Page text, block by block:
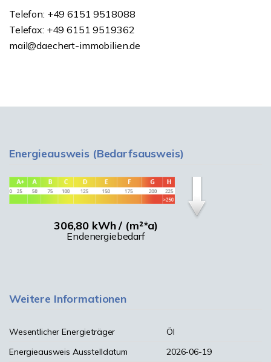
Telefon: +49 6151 9518088
Telefax: +49 6151 9519362
mail@daechert-immobilien.de
Energieausweis (Bedarfsausweis)
306,80 kWh / (m²*a)
Endenergiebedarf
Weitere Informationen
Wesentlicher Energieträger
Öl
Energieausweis Ausstelldatum
2026-06-19